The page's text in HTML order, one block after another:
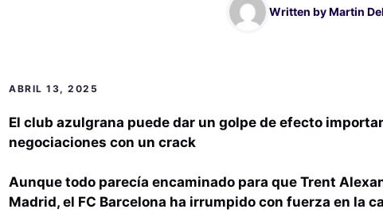
Written byMartin
ABRIL 13, 2025
El club azulgrana puede dar un golpe de efecto
negociaciones con un crack
Aunque todo parecía encaminado para que Trent
Madrid, el FC Barcelona ha irrumpido con fuerza en la